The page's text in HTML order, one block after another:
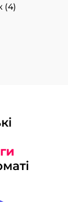
(4)